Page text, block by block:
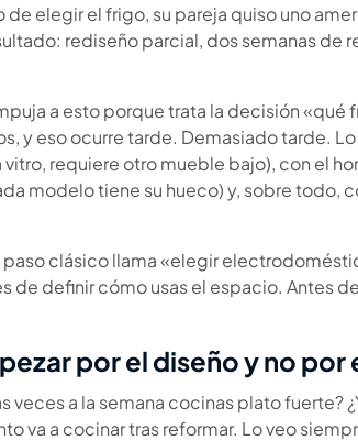
elegir el frigo, su pareja quiso uno
rediseño parcial, dos semanas de
a esto porque trata la decisión «qué
y eso ocurre tarde. Demasiado tarde.
requiere otro mueble bajo), con el
modelo tiene su hueco) y, sobre todo,
paso clásico llama «elegir
de definir cómo usas el espacio. Antes
por el diseño y no por
veces a la semana cocinas plato fuerte?
va a cocinar tras reformar. Lo veo